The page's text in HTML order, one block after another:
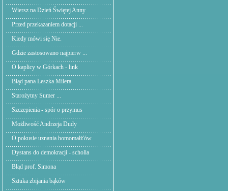
Wiersz na Dzień Świętej Anny
Przed przekazaniem dotacji ...
Kiedy mówi się Nie.
Gdzie zastosowano najpierw ...
O kaplicy w Górkach - link
Błąd pana Leszka Milera
Starożytny Sumer ...
Szczepienia - spór o przymus
Możliwość Andrzeja Dudy
O pokusie uznania homomałż'ów
Dystans do demokracji - scholia
Błąd prof. Simona
Sztuka zbijania bąków